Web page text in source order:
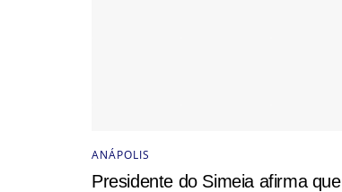
ANÁPOLIS
Presidente do Simeia afirma que